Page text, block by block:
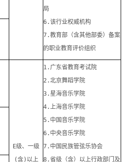
局
6.该行业权威机构
7.教育部（含其他部委）备案
的职业教育评价组织
E级、一级
(含) 以上
1. 广东省教育考试院
2.北京舞蹈学院
3. 星海音乐学院
4. 上海音乐学院
5. 中国音乐学院
6. 中央音乐学院
7. 中国民族管弦乐协会
8.省级（含）以上行政部门及